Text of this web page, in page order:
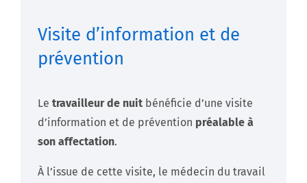
Visite d’information et de
prévention
Le travailleur de nuit bénéficie d’une visite
d’information et de prévention préalable à
son affectation.
À l’issue de cette visite, le médecin du travail